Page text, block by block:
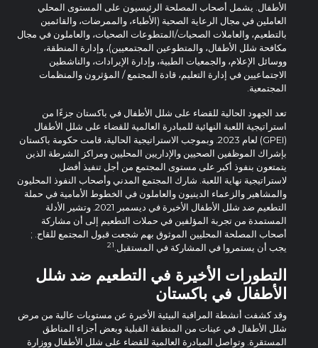
الأطفال. يشمل أصحاب المصلحة الرئيسيون على المستوى المحلي
العاملين في مجال الرعاية الصحية (الأطباء، والممرضات، والقائمين
بالتطعيم، والعاملات الصحيات/المتطوعات الصحيات، والعاملون في مجال
مكافحة شلل الأطفال، والمتطوعين المجتمعيين)، وإدارة المنطقة،
ووسائل الإعلام، والجمعيات الطبية، وإدارة الإيرادات، والناشطين
الاجتماعيين في إدارة التعليم، قادة المجتمع / المؤثرون والمنظمات
المجتمعية.
تعد الجهود الحالية للقضاء على شلل الأطفال في باكستان جزءًا من
استراتيجية اللعبة النهائية للمبادرة العالمية للقضاء على شلل الأطفال
(GPEI) لعام 2023. وبموجب الاستراتيجية الحالية، قامت حكومة باكستان
بإشراك الموظفين الصحيين والإداريين المحليين ومراكز الشرطة الذين
يتمتعون بنفوذ أكبر على مستوى المجتمع من أجل تنفيذ أفضل
لاستراتيجية نهاية اللعبة. شارك المجتمع المدني وأصحاب النفوذ المحليون
والمشاهير والزعماء الدينيون والعاملون في الخطوط الأمامية في حملة
التطعيم ضد شلل الأطفال الأخيرة في ديسمبر 2021. وتشير الأدلة
المستمدة من تجربة المؤلفين في حملات التطعيم إلى أن مشاركة
أصحاب المصلحة المحليين الموثوق بهم شجعت قبول المجتمع للقاح. ;
يجب أن يستمروا في المشاركة في المستقبل. 21
التطورات الأخيرة في التطعيم ضد شلل
الأطفال في باكستان
وقد كشفت أنشطة المراقبة البيئية الأخيرة عن مستويات عالية من مرض
شلل الأطفال في عينات من المنطقة القبلية وبعض أجزاء المناطق
المستقرة. وتواصل المبادرة العالمية للقضاء على شلل الأطفال ووزارة